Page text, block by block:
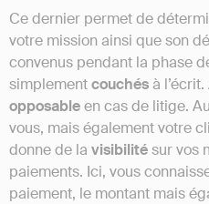
Ce dernier permet de
votre mission ainsi que son
convenus pendant la phase
simplementcouchésà
opposableen cas de litige.
vous, mais également votre
donne de la visibilitésur vos
paiements. Ici, vous
paiement, le montant mais